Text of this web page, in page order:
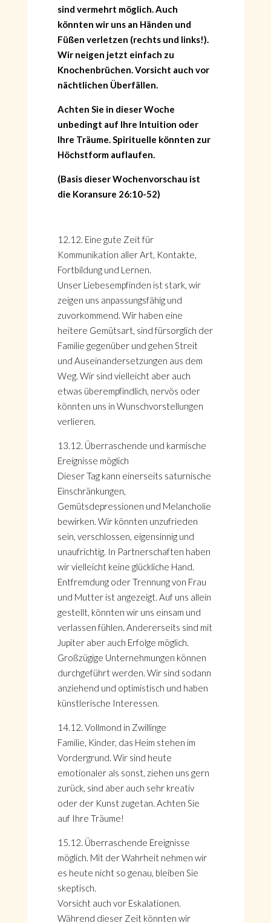
sind vermehrt möglich. Auch
könnten wir uns an Händen und
Füßen verletzen (rechts und links!).
Wir neigen jetzt einfach zu
Knochenbrüchen. Vorsicht auch vor
nächtlichen Überfällen.
Achten Sie in dieser Woche
unbedingt auf Ihre Intuition oder
Ihre Träume. Spirituelle könnten zur
Höchstform auflaufen.
(Basis dieser Wochenvorschau ist
die Koransure 26:10-52)
12.12. Eine gute Zeit für
Kommunikation aller Art, Kontakte,
Fortbildung und Lernen.
Unser Liebesempfinden ist stark, wir
zeigen uns anpassungsfähig und
zuvorkommend. Wir haben eine
heitere Gemütsart, sind fürsorglich der
Familie gegenüber und gehen Streit
und Auseinandersetzungen aus dem
Weg. Wir sind vielleicht aber auch
etwas überempfindlich, nervös oder
könnten uns in Wunschvorstellungen
verlieren.
13.12. Überraschende und karmische
Ereignisse möglich
Dieser Tag kann einerseits saturnische
Einschränkungen,
Gemütsdepressionen und Melancholie
bewirken. Wir könnten unzufrieden
sein, verschlossen, eigensinnig und
unaufrichtig. In Partnerschaften haben
wir vielleicht keine glückliche Hand.
Entfremdung oder Trennung von Frau
und Mutter ist angezeigt. Auf uns allein
gestellt, könnten wir uns einsam und
verlassen fühlen. Andererseits sind mit
Jupiter aber auch Erfolge möglich.
Großzügige Unternehmungen können
durchgeführt werden. Wir sind sodann
anziehend und optimistisch und haben
künstlerische Interessen.
14.12. Vollmond in Zwillinge
Familie, Kinder, das Heim stehen im
Vordergrund. Wir sind heute
emotionaler als sonst, ziehen uns gern
zurück, sind aber auch sehr kreativ
oder der Kunst zugetan. Achten Sie
auf Ihre Träume!
15.12. Überraschende Ereignisse
möglich. Mit der Wahrheit nehmen wir
es heute nicht so genau, bleiben Sie
skeptisch.
Vorsicht auch vor Eskalationen.
Während dieser Zeit könnten wir